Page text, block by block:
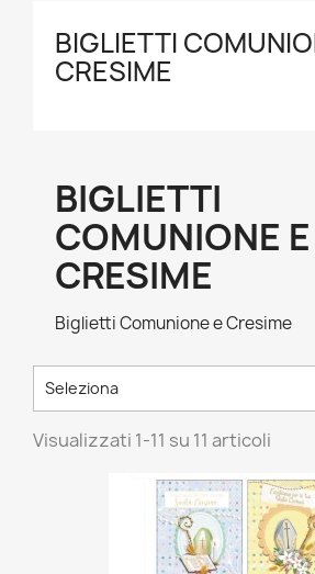
BIGLIETTI
CRESIME
BIGLIETTI
COMUNIONE E
CRESIME
Biglietti Comunione e Cresime
Seleziona
Visualizzati 1-11 su 11 articoli